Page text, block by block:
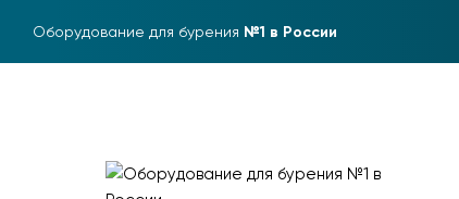
Оборудование для бурения №1 в России